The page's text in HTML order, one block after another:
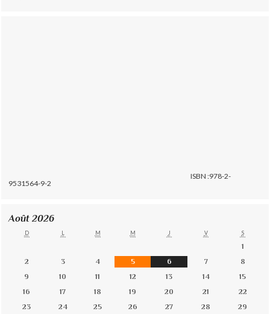
ISBN :978-2-
9531564-9-2
Août 2026
D L M M J V S
1
2
3 4 5 6 7
8
9
10 11 12 13 14
15
16
17 18 19 20 21
22
23
24 25 26 27 28 29